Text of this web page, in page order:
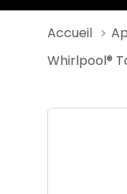
Accueil
Whirlpool®